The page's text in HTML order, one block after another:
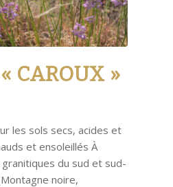
CAROUX »
les sols secs, acides et
et ensoleillés À
du sud et sud-
noire,